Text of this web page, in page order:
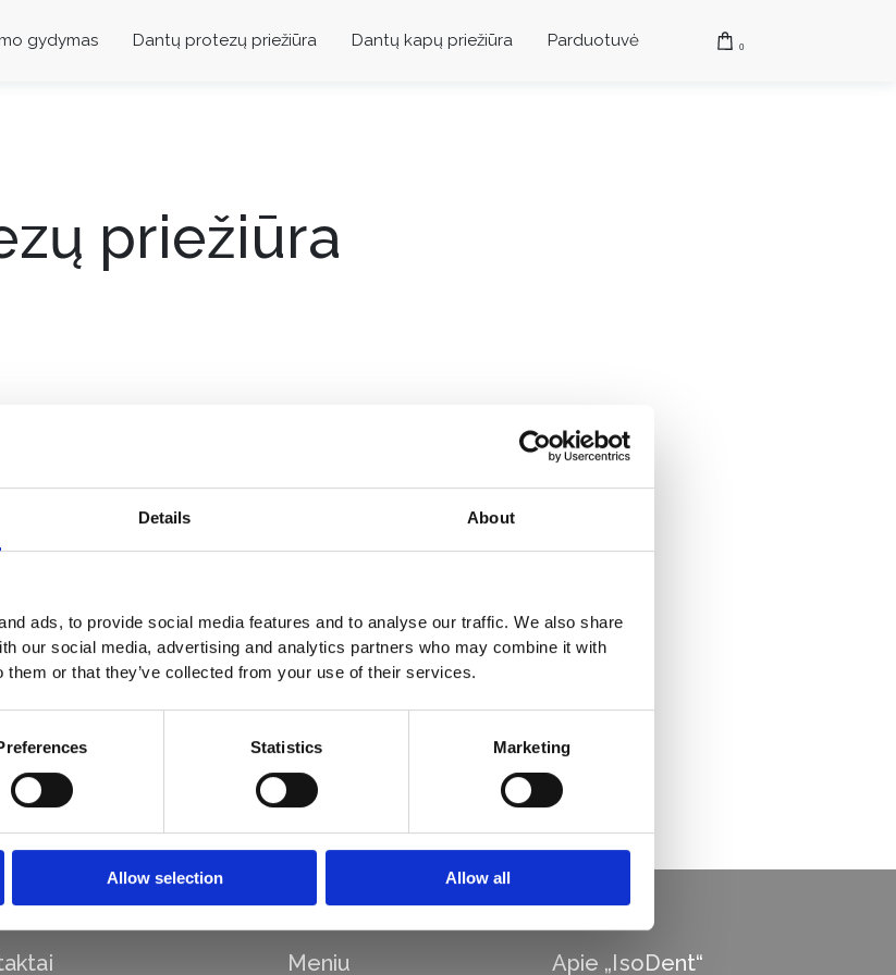
Details About
ads, to provide social media features and to analyse our traffic. We also share
our social media, advertising and analytics partners who may combine it with
them or that they’ve collected from your use of their services.
Statistics Marketing
Allow selection Allow all
gydymas Dantų protezų priežiūra Dantų kapų priežiūra Parduotuvė 0
priežiūra
Meniu Apie „IsoDent“